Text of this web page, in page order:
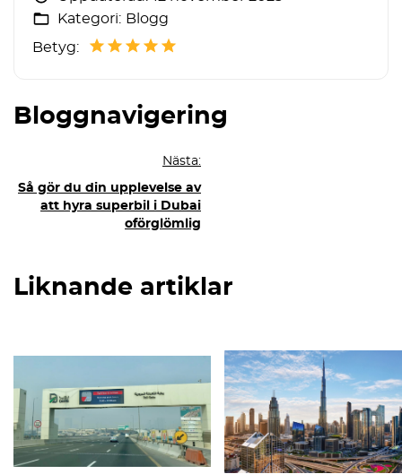
Kategori: Blogg
Betyg:
Bloggnavigering
Nästa:
Så gör du din upplevelse av
att hyra superbil i Dubai
oförglömlig
Liknande artiklar